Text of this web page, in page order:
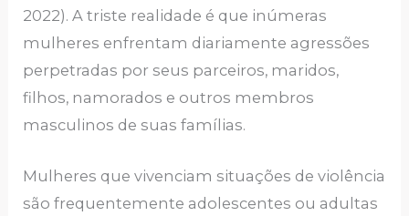
2022). A triste realidade é que inúmeras
mulheres enfrentam diariamente agressões
perpetradas por seus parceiros, maridos,
filhos, namorados e outros membros
masculinos de suas famílias.
Mulheres que vivenciam situações de violência
são frequentemente adolescentes ou adultas